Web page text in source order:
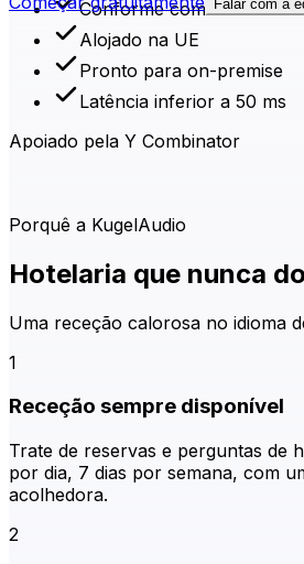
Falar com a
Conforme com o RGPD
Alojado na UE
Pronto para on-premise
Latência inferior a 50 ms
Apoiado pela Y Combinator
Porquê a KugelAudio
Hotelaria que nunca
Uma receção calorosa no idioma
1
Receção sempre disponível
Trate de reservas e perguntas de
por dia, 7 dias por semana, com
acolhedora.
2